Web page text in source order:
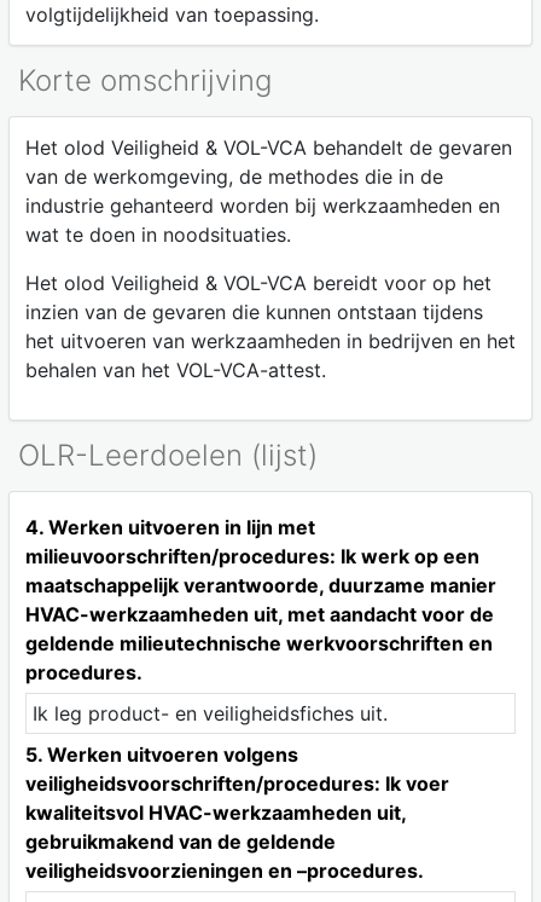
volgtijdelijkheid van toepassing.
Korte omschrijving
Het olod Veiligheid & VOL-VCA behandelt de gevaren
van de werkomgeving, de methodes die in de
industrie gehanteerd worden bij werkzaamheden en
wat te doen in noodsituaties.
Het olod Veiligheid & VOL-VCA bereidt voor op het
inzien van de gevaren die kunnen ontstaan tijdens
het uitvoeren van werkzaamheden in bedrijven en het
behalen van het VOL-VCA-attest.
OLR-Leerdoelen (lijst)
4. Werken uitvoeren in lijn met
milieuvoorschriften/procedures: Ik werk op een
maatschappelijk verantwoorde, duurzame manier
HVAC-werkzaamheden uit, met aandacht voor de
geldende milieutechnische werkvoorschriften en
procedures.
Ik leg product- en veiligheidsfiches uit.
5. Werken uitvoeren volgens
veiligheidsvoorschriften/procedures: Ik voer
kwaliteitsvol HVAC-werkzaamheden uit,
gebruikmakend van de geldende
veiligheidsvoorzieningen en –procedures.